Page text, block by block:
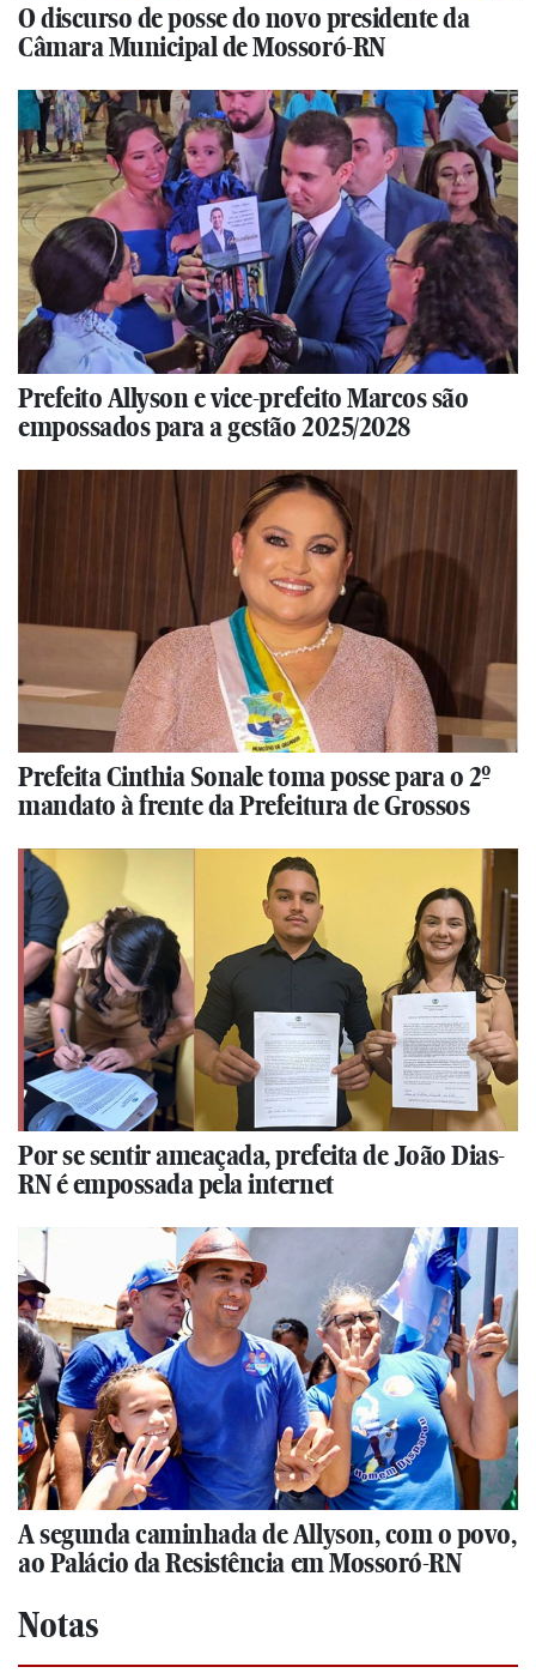
O discurso de posse do novo presidente da
Câmara Municipal de Mossoró-RN
Prefeito Allyson e vice-prefeito Marcos são
empossados para a gestão 2025/2028
Prefeita Cinthia Sonale toma posse para o 2º
mandato à frente da Prefeitura de Grossos
Por se sentir ameaçada, prefeita de João Dias-
RN é empossada pela internet
A segunda caminhada de Allyson, com o povo,
ao Palácio da Resistência em Mossoró-RN
Notas